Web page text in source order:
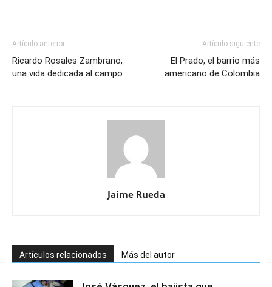
Artículo anterior
Ricardo Rosales Zambrano,
una vida dedicada al campo
Artículo siguiente
El Prado, el barrio más
americano de Colombia
Jaime Rueda
Artículos relacionados Más del autor